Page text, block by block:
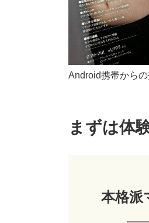
Android携帯から
まずは体
本格派